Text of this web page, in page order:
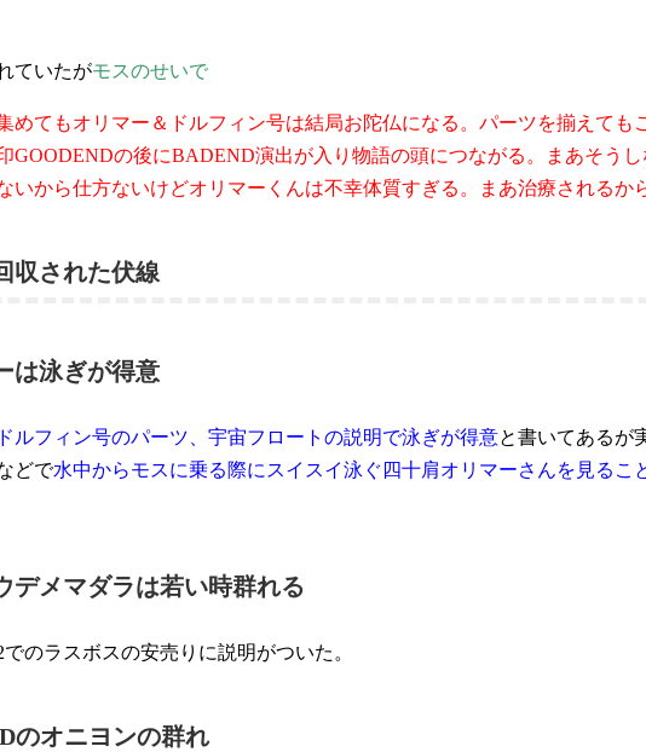
ていたがモスのせいで
めてもオリマー＆ドルフィン号は結局お陀仏になる。パーツを揃えても
GOODENDの後にBADEND演出が入り物語の頭につながる。まあそう
いから仕方ないけどオリマーくんは不幸体質すぎる。まあ治療されるか
収された伏線
は泳ぎが得意
ルフィン号のパーツ、宇宙フロートの説明で泳ぎが得意と書いてあるが
どで水中からモスに乗る際にスイスイ泳ぐ四十肩オリマーさんを見るこ
デメマダラは若い時群れる
でのラスボスの安売りに説明がついた。
のオニヨンの群れ